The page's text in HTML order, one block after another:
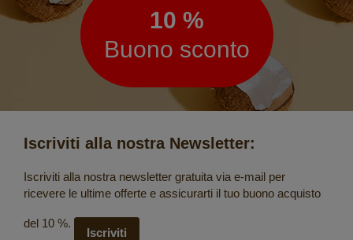
10 %
Buono sconto
Iscriviti alla nostra Newsletter:
Iscriviti alla nostra newsletter gratuita via e-mail per
ricevere le ultime offerte e assicurarti il tuo buono acquisto
del 10 %.
Iscriviti